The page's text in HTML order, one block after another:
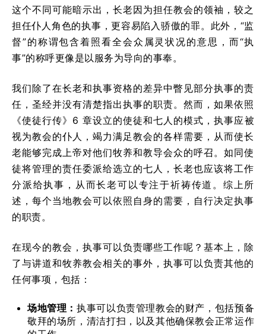
这个不同可能暗示出，长老因为担任教会的领袖，较之
担任仆人角色的执事，更容易陷入骄傲的罪。此外，“监
督”的称谓包含着照看全会众属灵状况的意思，而“执
事”的称呼更像是以服务为导向的事奉。
我们除了在长老和执事资格的差异中瞥见部分执事的责
任，圣经并没有清楚指出执事的职责。然而，如果依照
《使徒行传》6 章设立的使徒和七人的模式，执事应被
视为教会的仆人，竭力满足教会的各样需要，从而使长
老能够完成上帝对他们牧养和教导会众的呼召。如同使
徒将管理的责任委派给选立的七人，长老也应该将工作
分派给执事，从而长老可以专注于祈祷传道。综上所
述，每个当地教会可以依照自身的需要，自行决定执事
的职责。
在现今的教会，执事可以负责哪些工作呢？基本上，除
了与讲道和牧养教会相关的事外，执事可以负责其他的
任何事项，包括：
场地管理：执事可以负责管理教会的财产，包括预备
敬拜的场所，清洁打扫，以及其他确保教会正常运作